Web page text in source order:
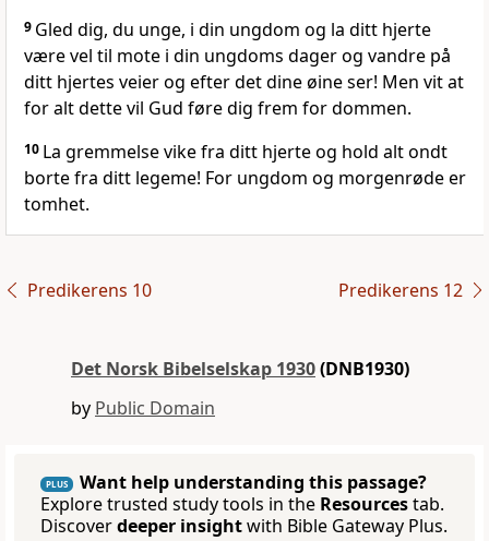
9 Gled dig, du unge, i din ungdom og la ditt hjerte
være vel til mote i din ungdoms dager og vandre på
ditt hjertes veier og efter det dine øine ser! Men vit at
for alt dette vil Gud føre dig frem for dommen.
10 La gremmelse vike fra ditt hjerte og hold alt ondt
borte fra ditt legeme! For ungdom og morgenrøde er
tomhet.
Predikerens 10 Predikerens 12
Det Norsk Bibelselskap 1930(DNB1930)
by Public Domain
PLUS
Want help understanding this passage?
Explore trusted study tools in the Resourcestab.
Discoverdeeper insightwith Bible Gateway Plus.